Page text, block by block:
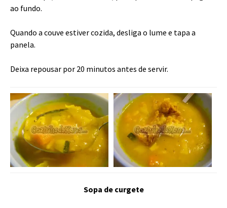
ao fundo.
Quando a couve estiver cozida, desliga o lume e tapa a
panela.
Deixa repousar por 20 minutos antes de servir.
Sopa de curgete